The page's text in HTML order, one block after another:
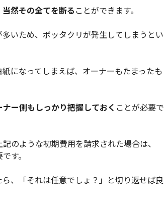
当然その全てを断る ことができます。
いため、ボッタクリが発生してしまうとい
になってしまえば、オーナーもたまったも
ー側もしっかり把握しておく ことが必要で
のような初期費用を請求された場合は、
す。
、「それは任意でしょ？」と切り返せば良